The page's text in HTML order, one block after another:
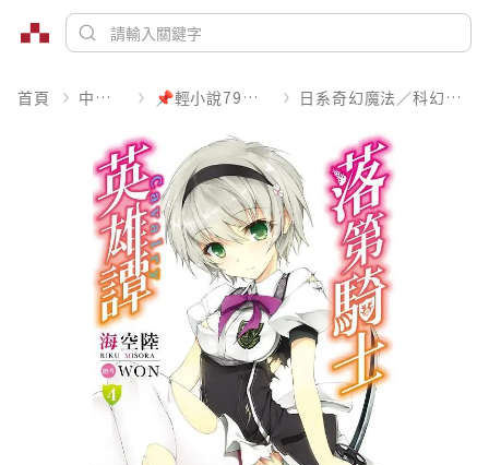
首頁 中文書 📌輕小說79折起 日系奇幻魔法／科幻冒險